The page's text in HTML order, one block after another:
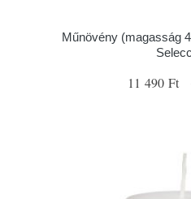
Műnövény (magasság
11 490 Ft